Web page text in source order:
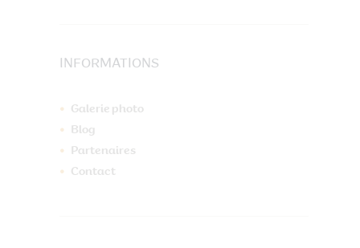
INFORMATIONS
Galerie photo
Blog
Partenaires
Contact